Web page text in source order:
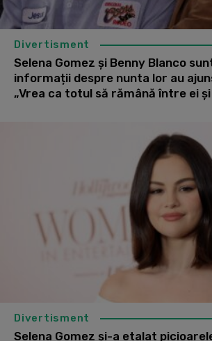
Divertisment
Selena Gomez și Benny Blanco
informații despre nunta lor au
„Vrea ca totul să rămână între ei
Divertisment
Selena Gomez și-a etalat